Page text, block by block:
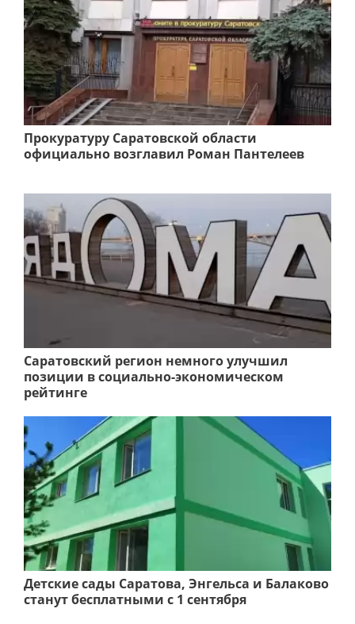
Прокуратуру Саратовской области
официально возглавил Роман Пантелеев
Саратовский регион немного улучшил
позиции в социально-экономическом
рейтинге
Детские сады Саратова, Энгельса и Балаково
станут бесплатными с 1 сентября